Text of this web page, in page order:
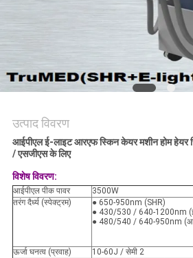
उत्पाद विवरण
आईपीएल ई-लाइट आरएफ स्किन केयर मशीन होम हेयर
/ एसजीएस के लिए
विशेष विवरण:
आईपीएल पीक पावर
3500W
तरंग दैर्ध्य (स्पेक्ट्रम)
● 650-950nm (SHR)
● 430/530 / 640-1200nm
● 480/540 / 640-950nm
ऊर्जा घनत्व (प्रवाह)
10-60J / सेमी 2